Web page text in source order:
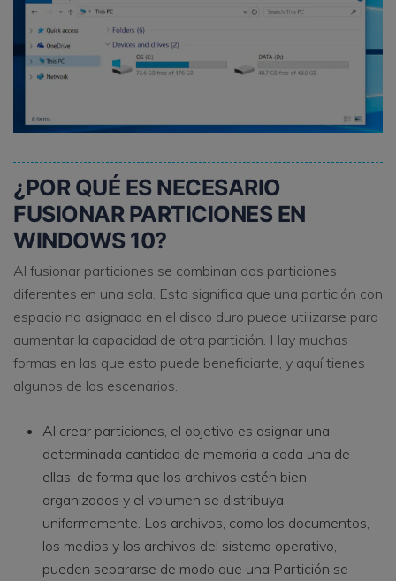
¿POR QUÉ ES NECESARIO
FUSIONAR PARTICIONES EN
WINDOWS 10?
Al fusionar particiones se combinan dos particiones
diferentes en una sola. Esto significa que una partición con
espacio no asignado en el disco duro puede utilizarse para
aumentar la capacidad de otra partición. Hay muchas
formas en las que esto puede beneficiarte, y aquí tienes
algunos de los escenarios.
Al crear particiones, el objetivo es asignar una
determinada cantidad de memoria a cada una de
ellas, de forma que los archivos estén bien
organizados y el volumen se distribuya
uniformemente. Los archivos, como los documentos,
los medios y los archivos del sistema operativo,
pueden separarse de modo que una Partición se